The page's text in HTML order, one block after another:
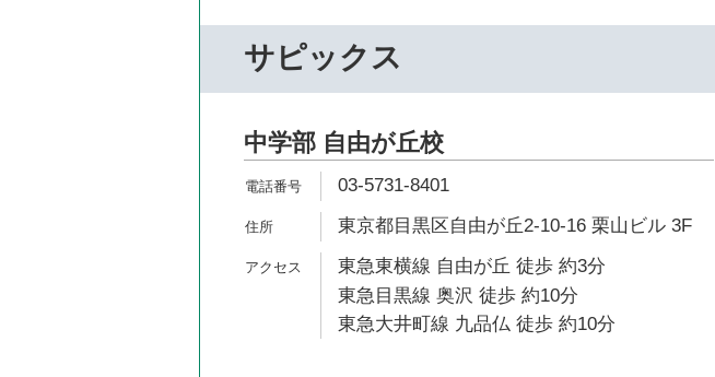
サピックス
中学部 自由が丘校
03-5731-8401
東京都目黒区自由が丘2-10-16 栗山ビル 3F
東急東横線 自由が丘 徒歩 約3分
東急目黒線 奥沢 徒歩 約10分
東急大井町線 九品仏 徒歩 約10分